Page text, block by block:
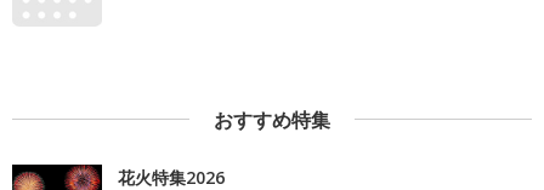
おすすめ特集
花火特集2026